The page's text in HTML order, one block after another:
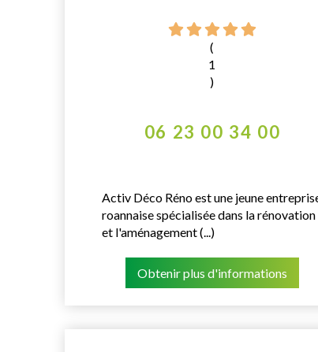
(
1
)
06 23 00 34 00
Activ Déco Réno est une jeune
roannaise spécialisée dans la rénovation
et l'aménagement (...)
Obtenir plus d'informations